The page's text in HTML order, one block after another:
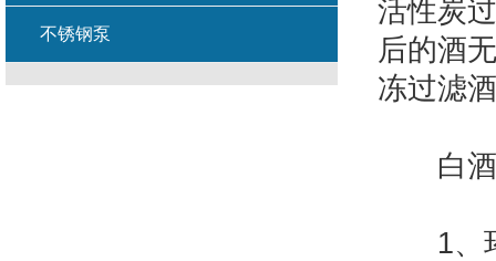
活性炭
后的酒
冻过滤
白酒
1、环
不锈钢泵